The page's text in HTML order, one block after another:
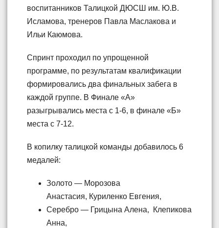
воспитанников Талицкой ДЮСШ им. Ю.В.
Исламова, тренеров Павла Маслакова и
Ильи Каюмова.
Спринт проходил по упрощенной
программе, по результатам квалификации
формировались два финальных забега в
каждой группе. В Финале «А»
разыгрывались места с 1-6, в финале «Б»
места с 7-12.
В копилку талицкой команды добавилось 6
медалей:
Золото — Морозова
Анастасия, Куриленко Евгения,
Серебро — Грицына Алена, Клепикова
Анна,